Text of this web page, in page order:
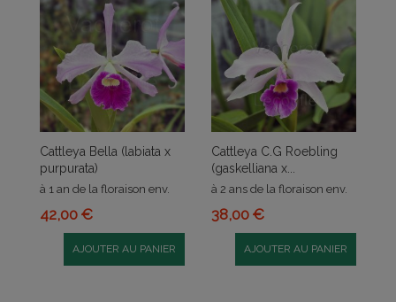
Cattleya Bella (labiata x
purpurata)
à 1 an de la floraison env.
42,00 €
AJOUTER AU PANIER
Cattleya C.G Roebling
(gaskelliana x...
à 2 ans de la floraison env.
38,00 €
AJOUTER AU PANIER